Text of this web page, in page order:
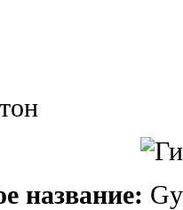
название: